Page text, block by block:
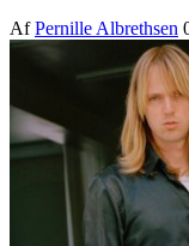
AfPernille Albrethsen